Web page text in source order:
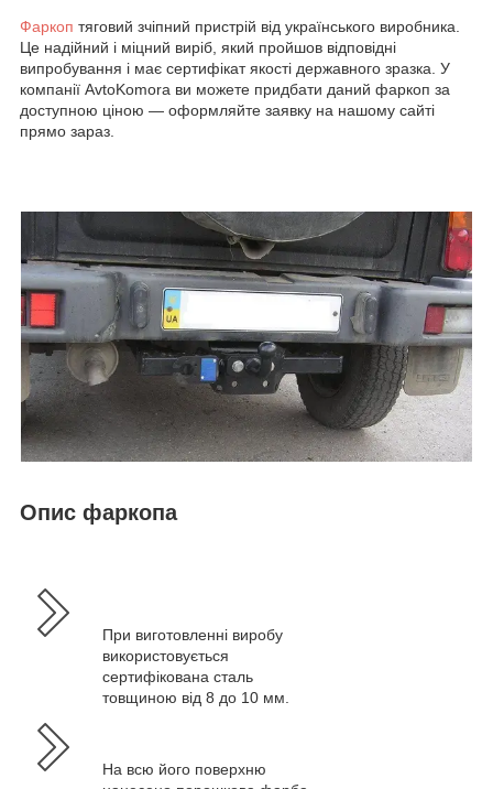
Фаркоп тяговий зчіпний пристрій від українського виробника.
Це надійний і міцний виріб, який пройшов відповідні
випробування і має сертифікат якості державного зразка. У
компанії AvtoKomora ви можете придбати даний фаркоп за
доступною ціною — оформляйте заявку на нашому сайті
прямо зараз.
Опис фаркопа
При виготовленні виробу
використовується
сертифікована сталь
товщиною від 8 до 10 мм.
На всю його поверхню